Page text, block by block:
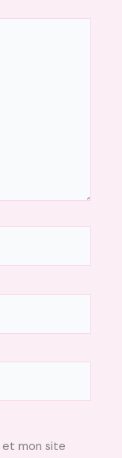
et mon site